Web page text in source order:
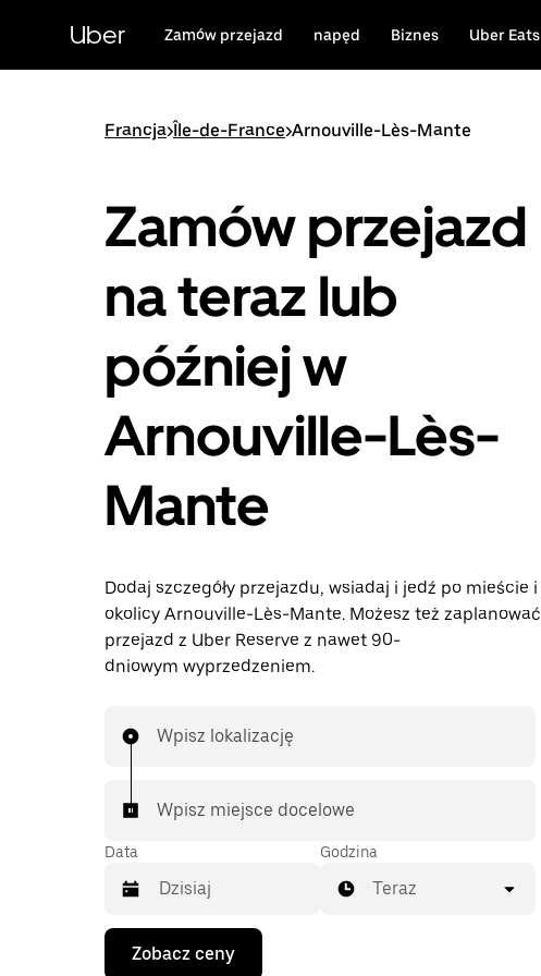
zawartości
Uber Zamów przejazd napęd Biznes Uber Eats
Francja>Île-de-France>Arnouville-Lès-Mante
Zamów przejazd
na teraz lub
później w
Arnouville-Lès-
Mante
Dodaj szczegóły przejazdu, wsiadaj i jedź po mieście i
okolicy Arnouville-Lès-Mante. Możesz też zaplanować
przejazd z Uber Reserve z nawet 90-
dniowym wyprzedzeniem.
Wpisz lokalizację
Wpisz miejsce docelowe
Data
Naciśnij
klawisz
Godzina
Teraz
Zobacz ceny